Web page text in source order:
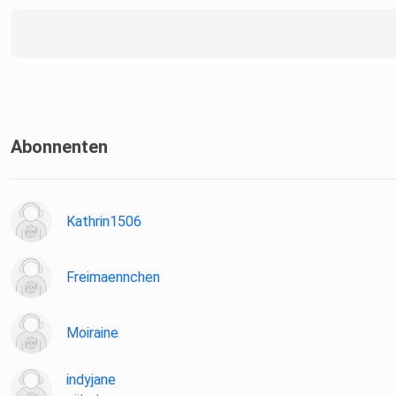
Abonnenten
Kathrin1506
Freimaennchen
Moiraine
indyjane